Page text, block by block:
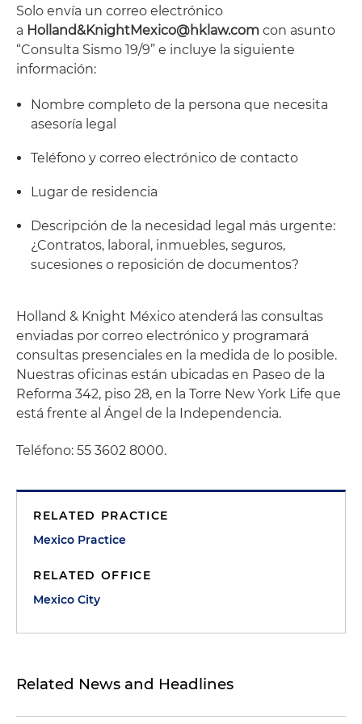
Solo envía un correo electrónico
a Holland&KnightMexico@hklaw.com con asunto
“Consulta Sismo 19/9” e incluye la siguiente
información:
Nombre completo de la persona que necesita
asesoría legal
Teléfono y correo electrónico de contacto
Lugar de residencia
Descripción de la necesidad legal más urgente:
¿Contratos, laboral, inmuebles, seguros,
sucesiones o reposición de documentos?
Holland & Knight México atenderá las consultas
enviadas por correo electrónico y programará
consultas presenciales en la medida de lo posible.
Nuestras oficinas están ubicadas en Paseo de la
Reforma 342, piso 28, en la Torre New York Life que
está frente al Ángel de la Independencia.
Teléfono: 55 3602 8000.
RELATED PRACTICE
Mexico Practice
RELATED OFFICE
Mexico City
Related News and Headlines